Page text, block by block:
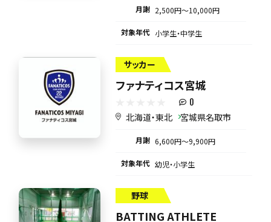
月謝 2,500円〜10,000円
対象年代 小学生・中学生
サッカー
ファナティコス宮城
0
北海道・東北 宮城県名取市
月謝 6,600円〜9,900円
対象年代 幼児・小学生
野球
BATTING ATHLETE